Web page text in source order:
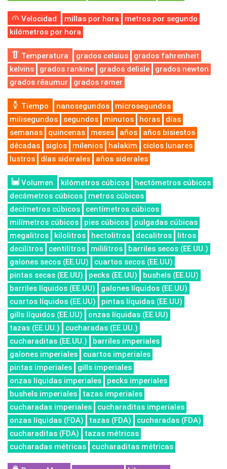
Velocidad millas por hora
metros por segundo
kilómetros por hora
Temperatura grados celsius
grados fahrenheit
kelvins
grados rankine grados delisle
grados newton
grados réaumur
grados rømer
Tiempo nanosegundos
microsegundos
milisegundos
segundos minutos horas
días
semanas
quincenas meses años
años bisiestos
décadas
siglos milenios halakim
ciclos lunares
lustros
días siderales años siderales
Volumen kilómetros cúbicos
hectómetros cúbicos
decámetros cúbicos
metros cúbicos
decímetros cúbicos
centímetros cúbicos
milímetros cúbicos
pies cúbicos
pulgadas cúbicas
megalitros
kilolitros hectolitros decalitros
litros
decilitros
centilitros mililitros
barriles secos (EE.UU.)
galones secos (EE.UU)
cuartos secos (EE.UU)
pintas secas (EE.UU)
pecks (EE.UU)
bushels (EE.UU)
barriles líquidos (EE.UU)
galones líquidos (EE.UU)
cuartos líquidos (EE.UU)
pintas líquidas (EE.UU)
gills líquidos (EE.UU)
onzas líquidas (EE.UU)
tazas (EE.UU.)
cucharadas (EE.UU.)
cucharaditas (EE.UU.)
barriles imperiales
galones imperiales
cuartos imperiales
pintas imperiales
gills imperiales
onzas líquidas imperiales
pecks imperiales
bushels imperiales
tazas imperiales
cucharadas imperiales
cucharaditas imperiales
onzas líquidas (FDA)
tazas (FDA)
cucharadas (FDA)
cucharaditas (FDA)
tazas métricas
cucharadas métricas
cucharaditas métricas